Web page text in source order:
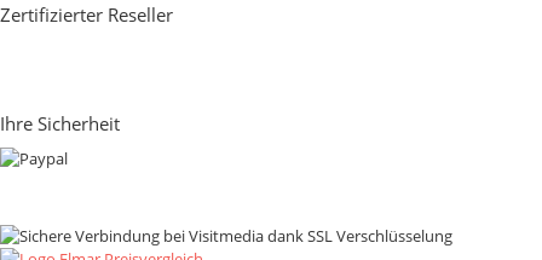
Zertifizierter Reseller
Ihre Sicherheit